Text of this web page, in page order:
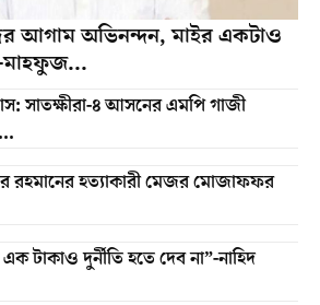
আগাম অভিনন্দন, মাইর একটাও
মাহফুজ...
সাতক্ষীরা-৪ আসনের এমপি গাজী
রহমানের হত্যাকারী মেজর মোজাফফর
টাকাও দুর্নীতি হতে দেব না”-নাহিদ